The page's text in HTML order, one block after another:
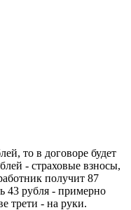
то в договоре будет
- страховые взносы,
получит 87
43 рубля - примерно
трети - на руки.